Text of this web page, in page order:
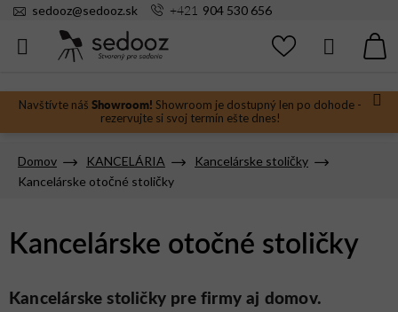
Prejsť
Navštívte náš Showroom! Showroom je dostupný len po dohode -
rezervujte si svoj termín ešte dnes!
sedooz@sedooz.sk +421 904 530 656
Hľadať
Domov KANCELÁRIA
Kancelárske stoličky
Kancelárske otočné stoličky
Kancelárske otočné stoličky
Kancelárske stoličky pre firmy aj domov.